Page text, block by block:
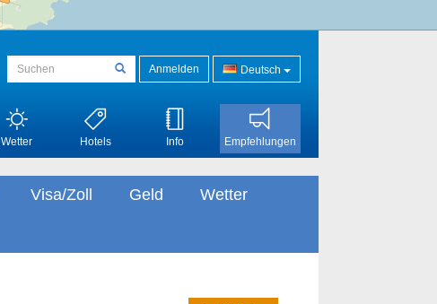
Anmelden Deutsch
Wetter Hotels Info Empfehlungen
Visa/Zoll Geld Wetter